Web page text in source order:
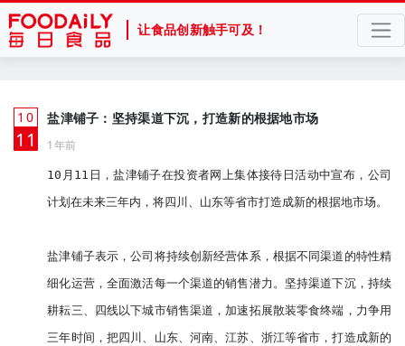
让食品创新触手可及！
10
月
11
盐津铺子：坚持渠道下沉，打造新的根据地市场
1年前
10月11日，盐津铺子在投资者网上集体接待日活动中宣布，公司
计划在未来三年内，将四川、山东等省市打造成新的根据地市场。
盐津铺子表示，公司将持续创新经营体系，根据不同渠道的特性精
细化运营，全面激活每一个渠道的销售潜力。坚持渠道下沉，持续
耕耘三、四线以下城市销售渠道，加速拓展散装零食终端，力争用
三年时间，把四川、山东、河南、江苏、浙江等省市，打造成新的